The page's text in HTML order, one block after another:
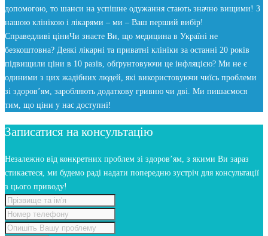
допомогою, то шанси на успішне одужання стають значно вищими! З
нашою клінікою і лікарями – ми – Ваш перший вибір!
Справедливі ціниЧи знаєте Ви, що медицина в Україні не
безкоштовна? Деякі лікарні та приватні клініки за останні 20 років
підвищили ціни в 10 разів, обґрунтовуючи це інфляцією? Ми не є
одиними з цих жадібних людей, які використовуючи чиїсь проблеми
зі здоров’ям, заробляють додаткову гривню чи дві. Ми пишаємося
тим, що ціни у нас доступні!
Записатися на консультацію
Незалежно від конкретних проблем зі здоров’ям, з якими Ви зараз
стикаєтеся, ми будемо раді надати попередню зустріч для консультації
з цього приводу!